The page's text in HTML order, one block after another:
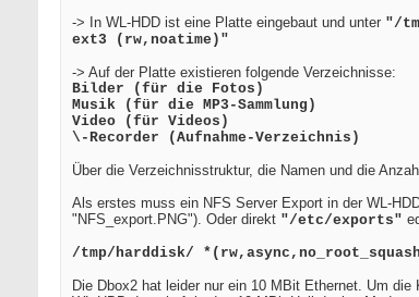
-> In WL-HDD ist eine Platte eingebaut und unter "/
ext3 (rw,noatime)"
-> Auf der Platte existieren folgende Verzeichnisse:
Bilder (für die Fotos)
Musik (für die MP3-Sammlung)
Video (für Videos)
\-Recorder (Aufnahme-Verzeichnis)
Über die Verzeichnisstruktur, die Namen und die
Als erstes muss ein NFS Server Export in der WL-
"NFS_export.PNG"). Oder direkt "/etc/exports"
/tmp/harddisk/
Die Dbox2 hat leider nur ein 10 MBit Ethernet. Um